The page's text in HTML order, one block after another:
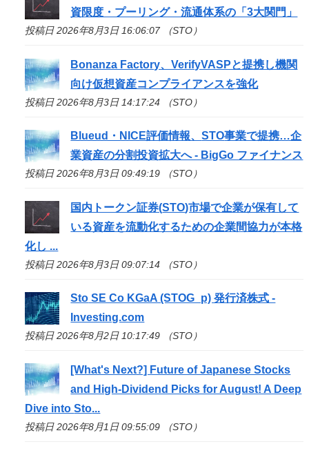
資限度・プーリング・流通体系の「3大関門」
投稿日 2026年8月3日 16:06:07 （STO）
Bonanza Factory、VerifyVASPと提携し機関
向け仮想資産コンプライアンスを強化
投稿日 2026年8月3日 14:17:24 （STO）
Blueud・NICE評価情報、STO事業で提携…企
業資産の分割投資拡大へ - BigGo ファイナンス
投稿日 2026年8月3日 09:49:19 （STO）
国内トークン証券(STO)市場で企業が保有して
いる資産を流動化するための企業間協力が本格
化し ...
投稿日 2026年8月3日 09:07:14 （STO）
Sto SE Co KGaA (STOG_p) 発行済株式 -
Investing.com
投稿日 2026年8月2日 10:17:49 （STO）
[What's Next?] Future of Japanese Stocks
and High-Dividend Picks for August! A Deep
Dive intoSto...
投稿日 2026年8月1日 09:55:09 （STO）